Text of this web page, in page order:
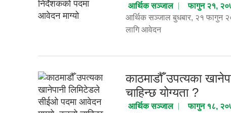
आर्थिक सञ्जाल
फागुन २१,
आर्थिक सञ्जाल बुधबार, २१ फागुन
लागि आवेदन
काठमाडौँ उपत्यका
चाहिन्छ योग्यता ?
आर्थिक सञ्जाल
फागुन १८,